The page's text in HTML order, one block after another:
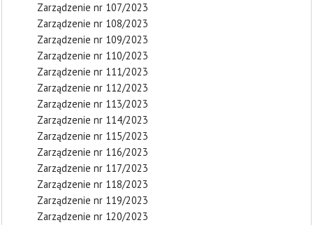
Zarządzenie nr 107/2023
Zarządzenie nr 108/2023
Zarządzenie nr 109/2023
Zarządzenie nr 110/2023
Zarządzenie nr 111/2023
Zarządzenie nr 112/2023
Zarządzenie nr 113/2023
Zarządzenie nr 114/2023
Zarządzenie nr 115/2023
Zarządzenie nr 116/2023
Zarządzenie nr 117/2023
Zarządzenie nr 118/2023
Zarządzenie nr 119/2023
Zarządzenie nr 120/2023